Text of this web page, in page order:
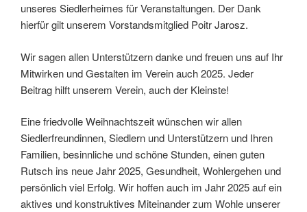
unseres Siedlerheimes für Veranstaltungen. Der Dank
hierfür gilt unserem Vorstandsmitglied Poitr Jarosz.
Wir sagen allen Unterstützern danke und freuen uns auf Ihr
Mitwirken und Gestalten im Verein auch 2025. Jeder
Beitrag hilft unserem Verein, auch der Kleinste!
Eine friedvolle Weihnachtszeit wünschen wir allen
Siedlerfreundinnen, Siedlern und Unterstützern und Ihren
Familien, besinnliche und schöne Stunden, einen guten
Rutsch ins neue Jahr 2025, Gesundheit, Wohlergehen und
persönlich viel Erfolg. Wir hoffen auch im Jahr 2025 auf ein
aktives und konstruktives Miteinander zum Wohle unserer